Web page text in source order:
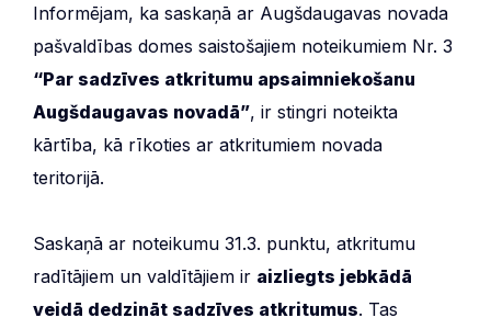
Informējam, ka saskaņā ar Augšdaugavas novada
pašvaldības domes saistošajiem noteikumiem Nr. 3
“Par sadzīves atkritumu apsaimniekošanu
Augšdaugavas novadā”, ir stingri noteikta
kārtība, kā rīkoties ar atkritumiem novada
teritorijā.
Saskaņā ar noteikumu 31.3. punktu, atkritumu
radītājiem un valdītājiem ir aizliegts jebkādā
veidā dedzināt sadzīves atkritumus. Tas